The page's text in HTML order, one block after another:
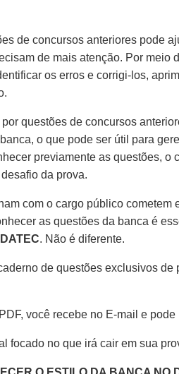
de concursos anteriores pode
de mais atenção. Por meio
os erros e corrigi-los,
questões de concursos
o que pode ser útil para
previamente as questões, o
da prova.
com o cargo público cometem
as questões da banca é
. Não é diferente.
de questões exclusivos
você recebe no E-mail e pode
focado no que irá cair em sua